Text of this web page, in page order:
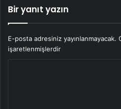
Bir yanıt yazın
E-posta adresiniz yayınlanmayacak.
işaretlenmişlerdir